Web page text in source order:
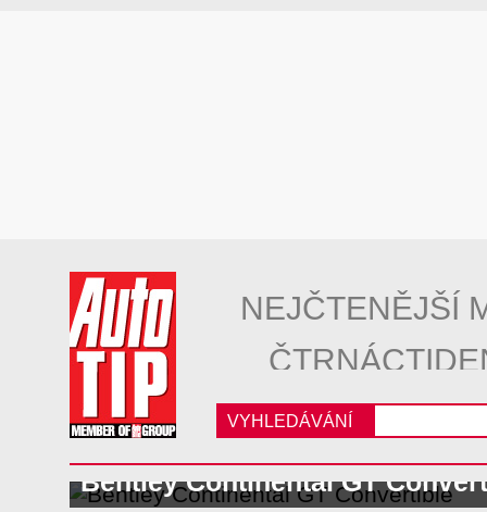
NEJČTENĚJŠÍ
VYHLEDÁVÁNÍ
Bentley Continental GT